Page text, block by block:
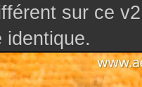
sur ce
identique.